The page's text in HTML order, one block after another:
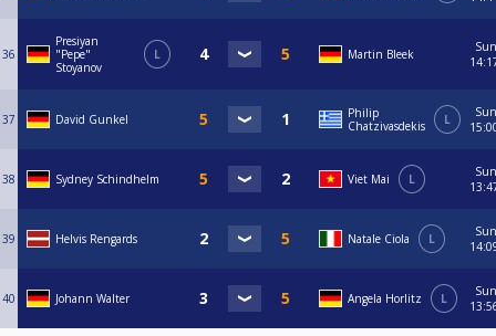
36
Presiyan
"Pepe"
Stoyanov
L Martin Bleek
Sun
37 David Gunkel
Philip
Chatzivasdekis
L
Sun
38 Sydney Schindhelm Viet Mai L
Sun
39 Helvis Rengards Natale Ciola L
Sun
40 Johann Walter Angela Horlitz L
Sun